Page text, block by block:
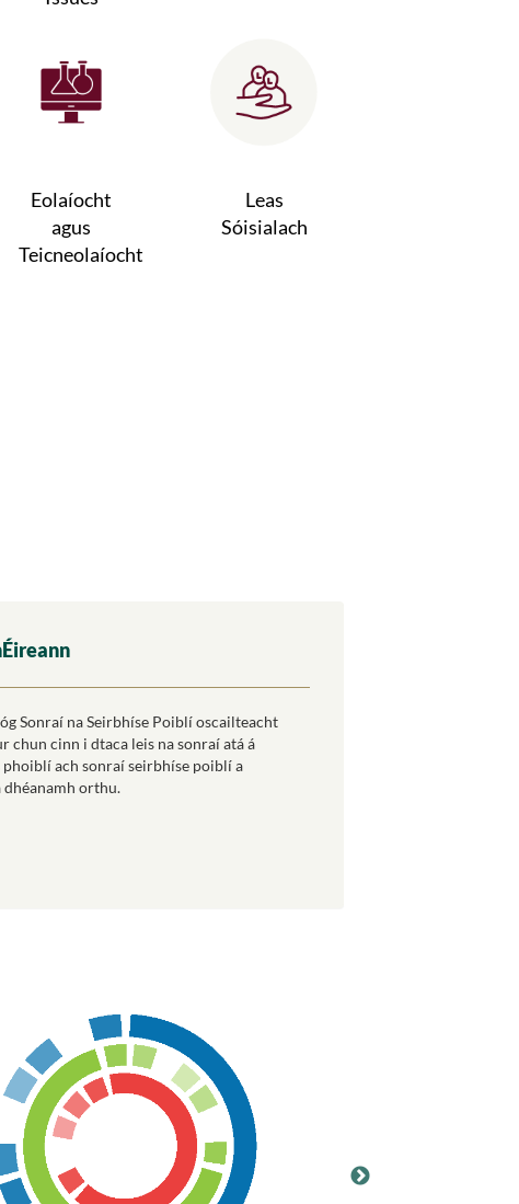
Eolaíocht
agus
Teicneolaíocht
Leas
Sóisialach
Sonraí na Seirbhíse Poiblí oscailteacht
chun cinn i dtaca leis na sonraí atá á
phoiblí ach sonraí seirbhíse poiblí a
dhéanamh orthu.